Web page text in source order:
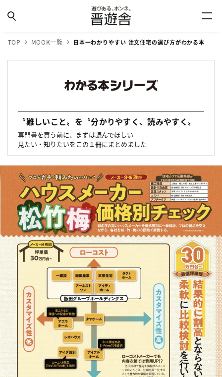
TOP MOOK一覧 日本一わかりやすい 注文住宅の選び方がわかる本
〝難しいこと〟を〝分かりやすく、読みやすく〟
専門書を買う前に、まずは読んでほしい
見たい・知りたいをこの１冊にまとめました